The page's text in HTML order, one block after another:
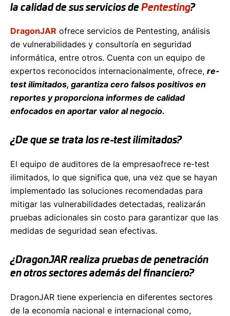
la calidad de sus servicios de Pentesting?
DragonJAR ofrece servicios de Pentesting, análisis
de vulnerabilidades y consultoría en seguridad
informática, entre otros. Cuenta con un equipo de
expertos reconocidos internacionalmente, ofrece, re-
test ilimitados, garantiza cero falsos positivos en
reportes y proporciona informes de calidad
enfocados en aportar valor al negocio.
¿De que se trata los re-test ilimitados?
El equipo de auditores de la empresaofrece re-test
ilimitados, lo que significa que, una vez que se hayan
implementado las soluciones recomendadas para
mitigar las vulnerabilidades detectadas, realizarán
pruebas adicionales sin costo para garantizar que las
medidas de seguridad sean efectivas.
¿DragonJAR realiza pruebas de penetración
en otros sectores además del financiero?
DragonJAR tiene experiencia en diferentes sectores
de la economía nacional e internacional como,